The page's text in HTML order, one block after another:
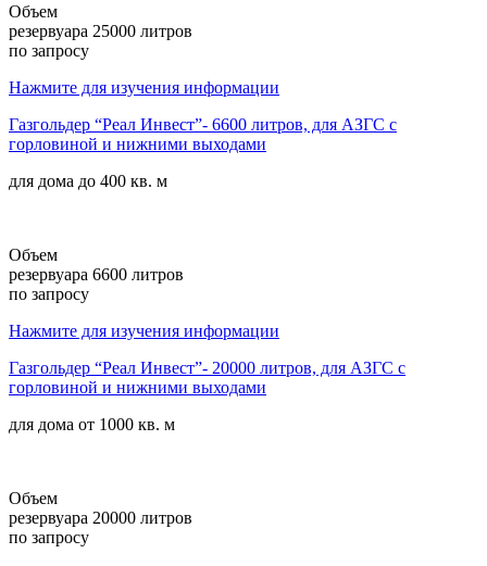
Объем
резервуара 25000 литров
по запросу
Нажмите для изучения информации
Газгольдер “Реал Инвест”- 6600 литров, для АЗГС с
горловиной и нижними выходами
для дома до 400 кв. м
Объем
резервуара 6600 литров
по запросу
Нажмите для изучения информации
Газгольдер “Реал Инвест”- 20000 литров, для АЗГС с
горловиной и нижними выходами
для дома от 1000 кв. м
Объем
резервуара 20000 литров
по запросу